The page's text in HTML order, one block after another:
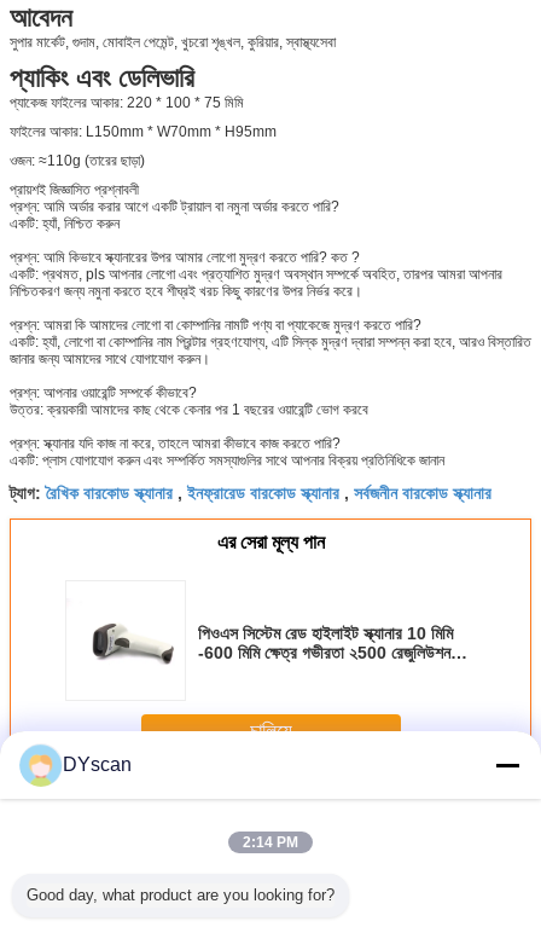
আবেদন
সুপার মার্কেট, গুদাম, মোবাইল পেমেন্ট, খুচরো শৃঙ্খল, কুরিয়ার, স্বাস্থ্যসেবা
প্যাকিং এবং ডেলিভারি
প্যাকেজ ফাইলের আকার: 220 * 100 * 75 মিমি
ফাইলের আকার: L150mm * W70mm * H95mm
ওজন: ≈110g (তারের ছাড়া)
প্রায়শই জিজ্ঞাসিত প্রশ্নাবলী
প্রশ্ন: আমি অর্ডার করার আগে একটি ট্রায়াল বা নমুনা অর্ডার করতে পারি?
একটি: হ্যাঁ, নিশ্চিত করুন
প্রশ্ন: আমি কিভাবে স্ক্যানারের উপর আমার লোগো মুদ্রণ করতে পারি? কত ?
একটি: প্রথমত, pls আপনার লোগো এবং প্রত্যাশিত মুদ্রণ অবস্থান সম্পর্কে অবহিত, তারপর আমরা আপনার
নিশ্চিতকরণ জন্য নমুনা করতে হবে শীঘ্রই খরচ কিছু কারণের উপর নির্ভর করে।
প্রশ্ন: আমরা কি আমাদের লোগো বা কোম্পানির নামটি পণ্য বা প্যাকেজে মুদ্রণ করতে পারি?
একটি: হ্যাঁ, লোগো বা কোম্পানির নাম প্রিন্টার গ্রহণযোগ্য, এটি সিল্ক মুদ্রণ দ্বারা সম্পন্ন করা হবে, আরও বিস্তারিত
জানার জন্য আমাদের সাথে যোগাযোগ করুন।
প্রশ্ন: আপনার ওয়ারেন্টি সম্পর্কে কীভাবে?
উত্তর: ক্রয়কারী আমাদের কাছ থেকে কেনার পর 1 বছরের ওয়ারেন্টি ভোগ করবে
প্রশ্ন: স্ক্যানার যদি কাজ না করে, তাহলে আমরা কীভাবে কাজ করতে পারি?
একটি: প্লাস যোগাযোগ করুন এবং সম্পর্কিত সমস্যাগুলির সাথে আপনার বিক্রয় প্রতিনিধিকে জানান
ট্যাগ:রৈখিক বারকোড স্ক্যানার ,ইনফ্রারেড বারকোড স্ক্যানার , সর্বজনীন বারকোড স্ক্যানার
এর সেরা মূল্য পান
পিওএস সিস্টেম রেড হাইলাইট স্ক্যানার 10 মিমি
-600 মিমি ক্ষেত্র গভীরতা ২500 রেজুলিউশন
চালিয়ে
অধিকরেড লাইট স্ক্যানার
DYscan
2:14 PM
Good day, what product are you looking for?